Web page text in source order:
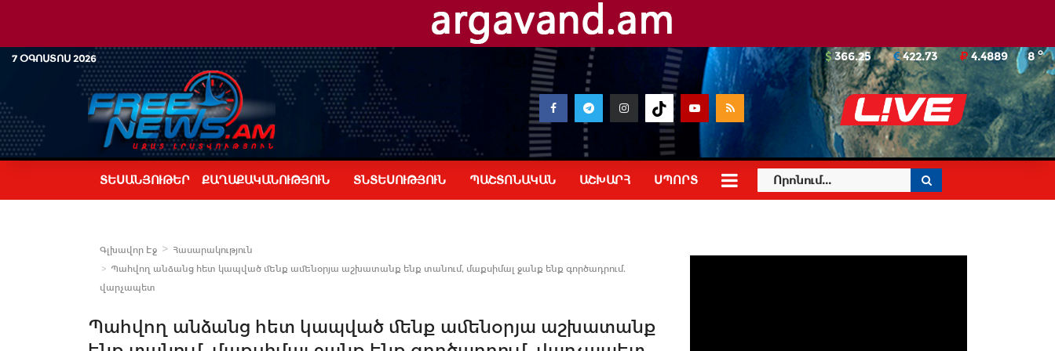
7 ՕԳՈՍՏՈՍ 2026 8o
366.25 422.73 4.4889
ՏԵՍԱՆՅՈՒԹԵՐ ՔԱՂԱՔԱԿԱՆՈՒԹՅՈՒՆ ՏՆՏԵՍՈՒԹՅՈՒՆ ՊԱՇՏՈՆԱԿԱՆ ԱՇԽԱՐՀ ՍՊՈՐՏ
Գլխավոր Էջ
Հասարակություն
Պահվող անձանց հետ կապված մենք ամենօրյա աշխատանք ենք տանում, մաքսիմալ ջանք ենք գործադրում.
վարչապետ
Պահվող անձանց հետ կապված մենք ամենօրյա աշխատանք